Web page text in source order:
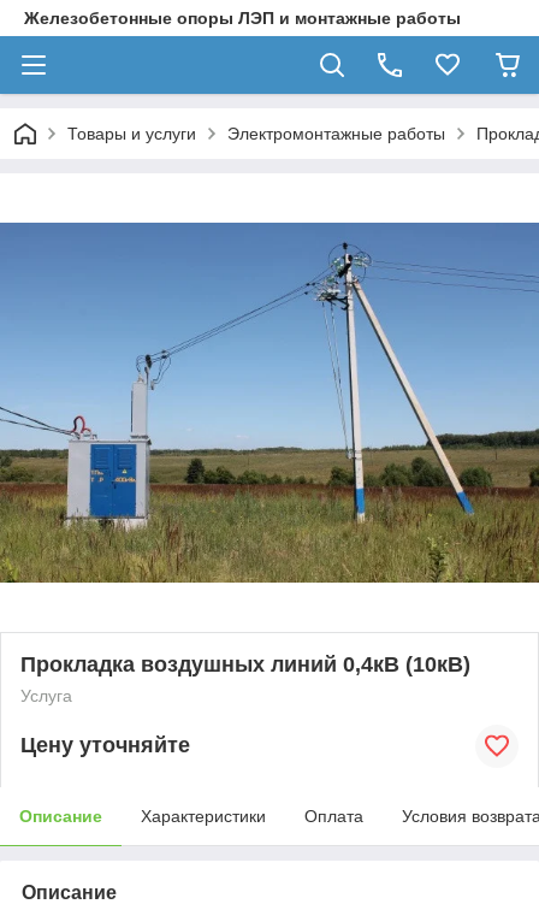
Железобетонные опоры ЛЭП и монтажные работы
Товары и услуги Электромонтажные работы
Прокладка воздушных линий 0,4кВ (10кВ)
Услуга
Цену уточняйте
Описание Характеристики Оплата Условия
Описание